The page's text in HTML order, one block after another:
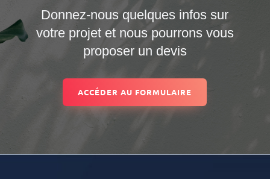
Donnez-nous quelques infos sur
votre projet et nous pourrons vous
proposer un devis
ACCÉDER AU FORMULAIRE